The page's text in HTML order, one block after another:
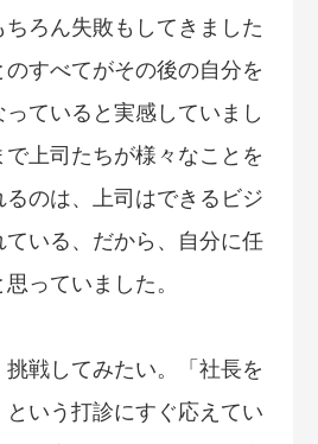
ちろん失敗もしてきました
すべてがその後の自分を
ていると実感していまし
上司たちが様々なことを
るのは、上司はできるビジ
ている、だから、自分に任
っていました。
戦してみたい。「社長を
いう打診にすぐ応えてい